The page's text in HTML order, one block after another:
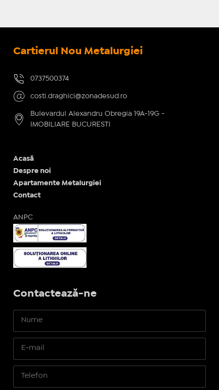
Cartierul Nou Metalurgiei
0737500374
costi.draghici@zonadesud.ro
Bulevardul Alexandru Obregia 19A-19G -
IMOBILIARE BUCURESTI
Acasă
Despre noi
Apartamente Metalurgiei
Contact
ANPC
Contactează-ne